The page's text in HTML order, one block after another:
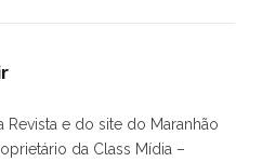
Revista e do site do Maranhão
da Class Mídia –